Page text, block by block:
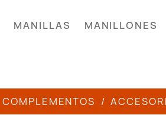
MANILLAS MANILLONES